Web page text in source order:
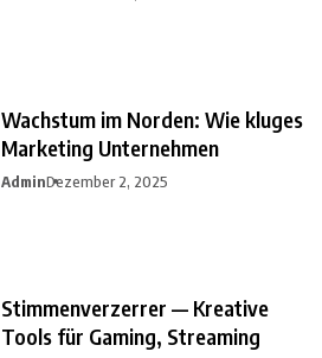
Wachstum im Norden: Wie kluges
Marketing Unternehmen
AdminDezember 2, 2025
Stimmenverzerrer — Kreative
Tools für Gaming, Streaming